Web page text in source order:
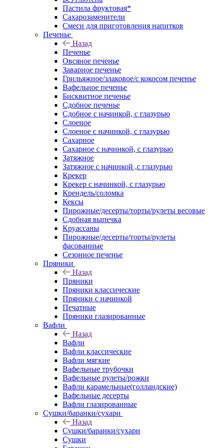
Пастила фруктовая*
Сахарозаменители
Смеси для приготовления напитков
Печенье
Назад
Печенье
Овсяное печенье
Заварное печенье
Грильяжное/злаковое/с кокосом печенье
Вафельное печенье
Бисквитное печенье
Сдобное печенье
Сдобное с начинкой, с глазурью
Слоеное
Слоеное с начинкой, с глазурью
Сахарное
Сахарное с начинкой, с глазурью
Затяжное
Затяжное с начинкой ,с глазурью
Крекер
Крекер с начинкой, с глазурью
Крендель/соломка
Кексы
Пирожные/десерты/торты/рулеты весовые
Сдобная выпечка
Круассаны
Пирожные/десерты/торты/рулеты
фасованные
Сезонное печенье
Пряники
Назад
Пряники
Пряники классические
Пряники с начинкой
Печатные
Пряники глазированные
Вафли
Назад
Вафли
Вафли классические
Вафли мягкие
Вафельные трубочки
Вафельные рулеты/рожки
Вафли карамельные(голландские)
Вафельные десерты
Вафли глазированные
Сушки/баранки/сухари
Назад
Сушки/баранки/сухари
Сушки